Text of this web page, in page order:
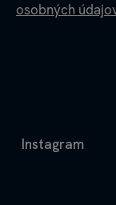
osobných
Instagram